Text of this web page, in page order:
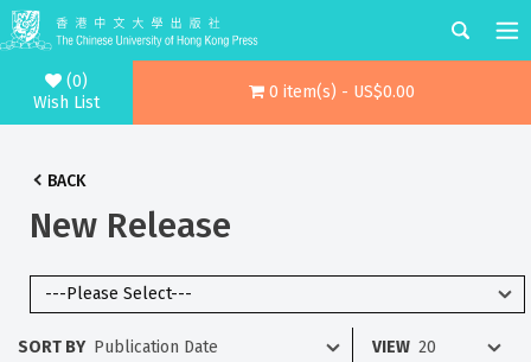
(0)
Wish List
0 item(s) - US$0.00
BACK
New Release
SORT BY VIEW